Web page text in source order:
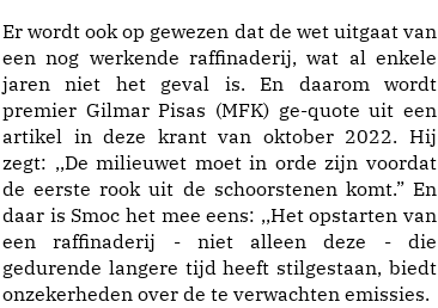
Er wordt ook op gewezen dat de wet uitgaat van
een nog werkende raffinaderij, wat al enkele
jaren niet het geval is. En daarom wordt
premier Gilmar Pisas (MFK) ge-quote uit een
artikel in deze krant van oktober 2022. Hij
zegt: ,,De milieuwet moet in orde zijn voordat
de eerste rook uit de schoorstenen komt.” En
daar is Smoc het mee eens: ,,Het opstarten van
een raffinaderij - niet alleen deze - die
gedurende langere tijd heeft stilgestaan, biedt
onzekerheden over de te verwachten emissies.